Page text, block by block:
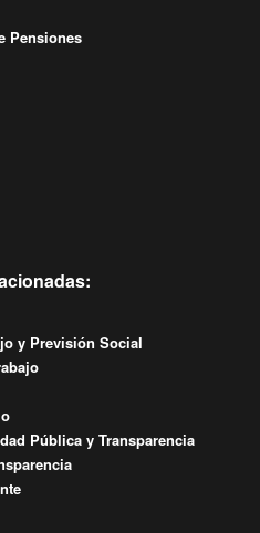
Pensiones
y Previsión Social
Pública y Transparencia